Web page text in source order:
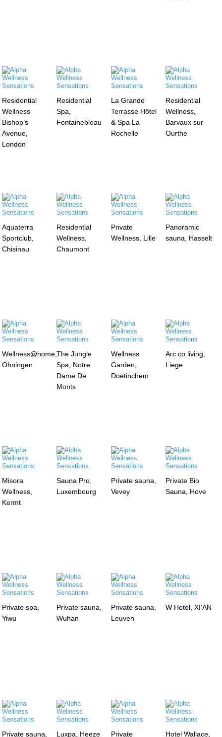
Residential
Wellness
Bishop’s
Avenue,
London
Residential
Spa,
Fontainebleau
La Grande
Terrasse Hôtel
& Spa La
Rochelle
Residential
Wellness,
Barvaux sur
Ourthe
Aquaterra
Sportclub,
Chisinau
Residential
Wellness,
Chaumont
Private
Wellness, Lille
Panoramic
sauna, Hasselt
Wellness@home,
Ohningen
The Jungle
Spa, Notre
Dame De
Monts
Wellness
Garden,
Doetinchem
Arc co living,
Liege
Misora
Wellness,
Kermt
Sauna Pro,
Luxembourg
Private sauna,
Vevey
Private Bio
Sauna, Hove
Private spa,
Yiwu
Private sauna,
Wuhan
Private sauna,
Leuven
W Hotel, XI’AN
Private sauna, Luxpa, Heeze Private Hotel Wallace,